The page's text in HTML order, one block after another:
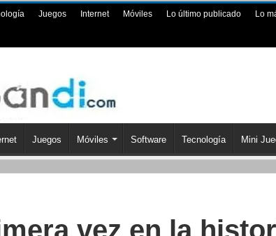
Juegos Internet Móviles Lo último publicado Lo
Juegos Móviles Software Tecnología Mini
vez en la